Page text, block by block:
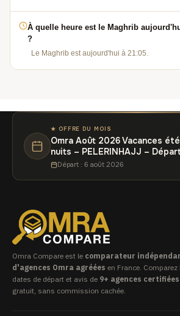
À quelle heure est le Maghrib
?
Le Maghrib est aujourd'hui à 21:05.
★ OFFRE DU MOIS
Omra Août 2026 Vacances
nuits – PELERINHAJJ –
Départ : 6 août 2026
Omra Compare est le comparateur
d'agences Omra agréées en France. Comparez
dates de départ et avis de 9+ agences certifiées
gratuit, sans commission cachée.